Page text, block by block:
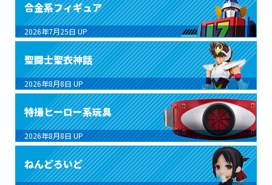
合金系フィギュア
2026年7月25日 UP
聖闘士聖衣神話
2026年8月8日 UP
特撮ヒーロー系玩具
2026年8月8日 UP
ねんどろいど